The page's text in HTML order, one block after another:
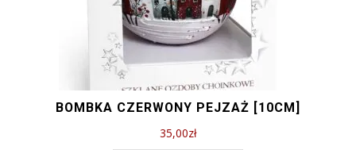
BOMBKA CZERWONY PEJZAŻ [10CM]
35,00zł